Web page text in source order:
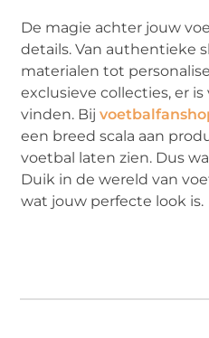
De magie achter jouw
details. Van authentieke
materialen tot
exclusieve collecties, er
vinden. Bij
een breed scala aan
voetbal laten zien. Dus
Duik in de wereld van
wat jouw perfecte look is.